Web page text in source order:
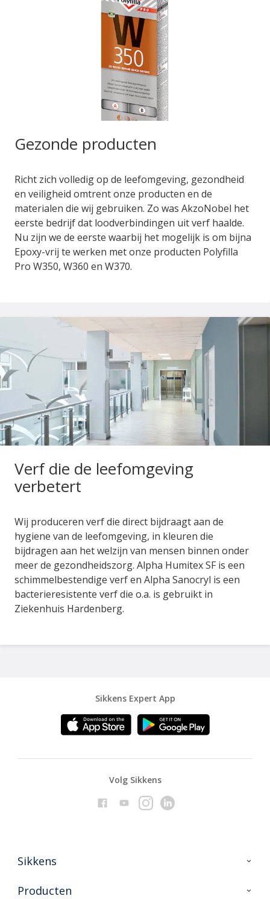
Gezonde producten
Richt zich volledig op de leefomgeving, gezondheid
en veiligheid omtrent onze producten en de
materialen die wij gebruiken. Zo was AkzoNobel het
eerste bedrijf dat loodverbindingen uit verf haalde.
Nu zijn we de eerste waarbij het mogelijk is om bijna
Epoxy-vrij te werken met onze producten Polyfilla
Pro W350, W360 en W370.
Verf die de leefomgeving
verbetert
Wij produceren verf die direct bijdraagt aan de
hygiene van de leefomgeving, in kleuren die
bijdragen aan het welzijn van mensen binnen onder
meer de gezondheidszorg. Alpha Humitex SF is een
schimmelbestendige verf en Alpha Sanocryl is een
bacterieresistente verf die o.a. is gebruikt in
Ziekenhuis Hardenberg.
Sikkens Expert App
Volg Sikkens
Sikkens
Over Sikkens
Producten